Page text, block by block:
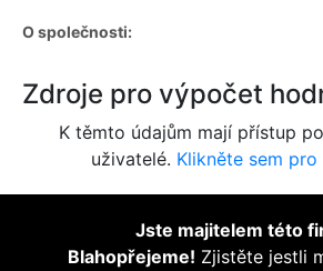
O společnosti:
Zdroje pro výpočet
K těmto údajům mají přístup
uživatelé. Klikněte sem pro
Jste majitelem této
Blahopřejeme! Zjistěte jestli